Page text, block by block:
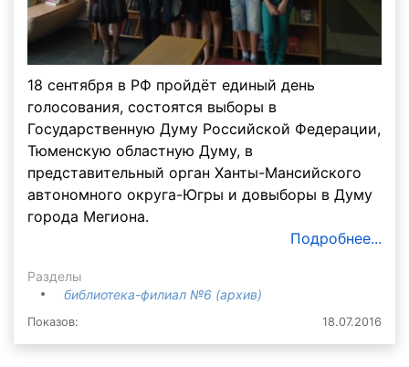
18 сентября в РФ пройдёт единый день
голосования, состоятся выборы в
Государственную Думу Российской Федерации,
Тюменскую областную Думу, в
представительный орган Ханты-Мансийского
автономного округа-Югры и довыборы в Думу
города Мегиона.
Подробнее...
Разделы
библиотека-филиал №6 (архив)
Показов: 18.07.2016